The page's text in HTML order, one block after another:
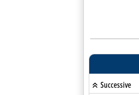
Successive